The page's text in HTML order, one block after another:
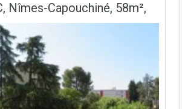
Nîmes-Capouchiné, 58m²,